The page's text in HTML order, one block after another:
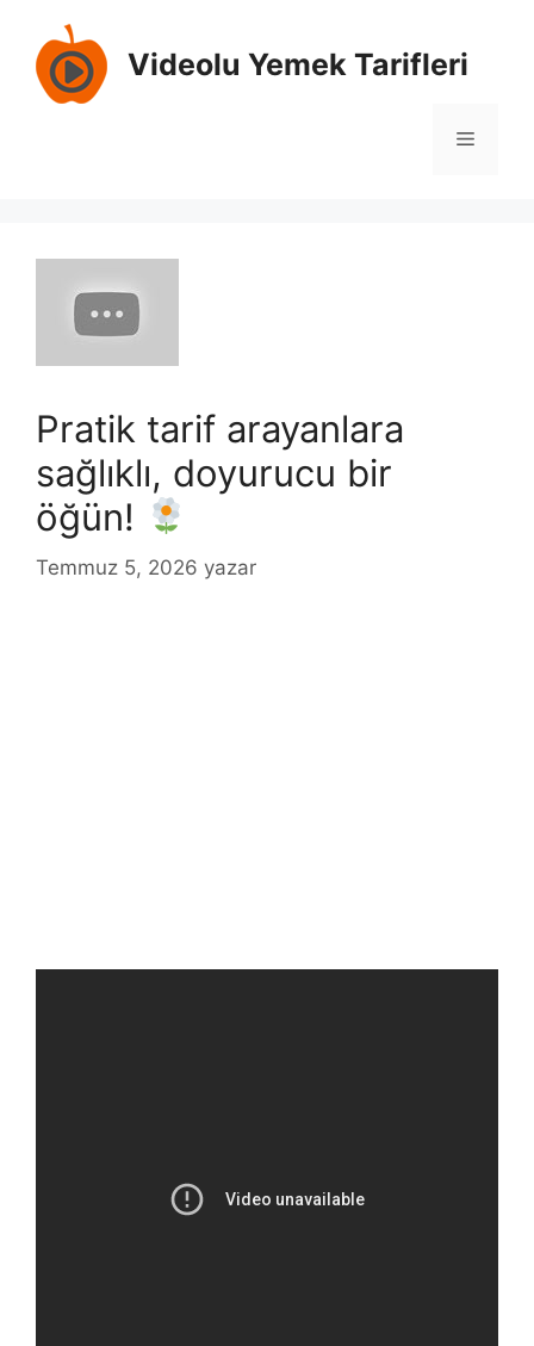
Videolu Yemek Tarifleri
Menü
Pratik tarif arayanlara
sağlıklı, doyurucu bir
öğün!
Temmuz 5, 2026 yazar